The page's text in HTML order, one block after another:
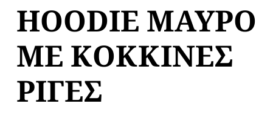
HOODIE ΜΑΥΡΟ
ΜΕ ΚΟΚΚΙΝΕΣ
ΡΙΓΕΣ